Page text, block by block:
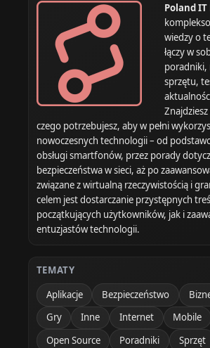
Poland IT
wiedzy o
łączy w
poradniki,
sprzętu,
czego potrzebujesz, aby w pełni
nowoczesnych technologii – od
obsługi smartfonów, przez porady
bezpieczeństwa w sieci, aż po
związane z wirtualną rzeczywistością i
celem jest dostarczanie przystępnych
początkujących użytkowników, jak i
entuzjastów technologii.
TEMATY
Aplikacje
Bezpieczeństwo
Gry
Inne Internet
Mobile
Open Source
Poradniki Sprzęt